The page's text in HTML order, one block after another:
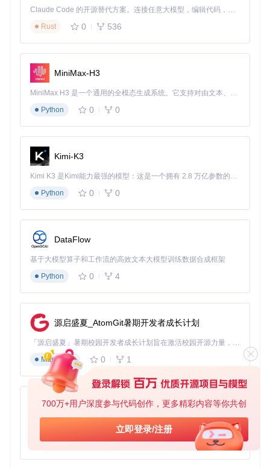
700万+用户深度参与代码创作，更多精彩内容等你共创
立即登录/注册
wi/WinAsar。进入项目目录后，直接运行WinAsar.exe即可启
动工具。如果未找到可执行文件，可以使用aardio开发环境打
开default.aproj项目文件，点击"编译"按钮生成应用程序，然
在左侧导航栏点击"Pack"按钮进入打包模式。
通过"Add"按钮或直接拖放方式添加待压缩文件，文件会显
示在左侧的文件列表中。
在底部指定输出路径并点击"Pack"按钮，工具会自动完成
解压操作：轻松提取文件内容
点击左侧导航栏的"Extract"按钮切换到解压模式。
指定待解压的asar文件路径和目标目录。
点击"Extract"按钮，工具会快速将文件提取到指定位置。
WinAsar打包功能界面
效率倍增技巧：WinAsar进阶使用方法
拖放操作：简化文件添加流程
💡 WinAsar支持直接将文件或文件夹拖放到应用窗口中，系统
会自动识别并添加到文件列表。这种操作方式比传统的"浏览-
选择"模式节省50%以上的时间，特别适合需要处理多个文件
批量处理：一次操作多个文件
🔍 使用Ctrl键配合鼠标点击可以同时选择多个文件进行添加或
移除，对于需要批量处理多个文件的情况非常实用。处理大型
asar文件时，建议关闭其他占用系统资源的程序，以提高处理
速度。
常见问题解答：解决使用中的痛点
文件无法打开怎么办？
如果遇到文件无法打开的情况，首先检查文件路径是否包含特
殊字符。asar文件对路径中的特殊符号比较敏感，建议使用纯
英文路径和文件名。如果问题仍然存在，可以尝试以管理员身
份运行WinAsar。
Claude Code 的开源替代方案。连接任意大模型，编辑代码，运行命令，自动验证 — 全自动执行。用 Rust 构建，极致性能。 ｜ An open-source alternative to Claude Code. Connect any LLM, edit code, run commands, and verify changes — autonomously. Built in Rust for speed. Get Started
Rust
0 536
MiniMax-H3
MiniMax H3 是一个通用的全模态生成系统。它支持对由文本、图像、视频和音频组成的多模态上下文进行统一理解，并能生成分辨率高达 2K、时长可达 15 秒的带原生立体声音频的视频。得益于面向任务泛化的系统设计，H3 在预训练阶段就已具备广泛的多模态上下文理解与生成能力，能够出色地执行复杂的多模态指令。
Python
0 0
Kimi-K3
Kimi K3 是Kimi能力最强的模型：这是一个拥有 2.8 万亿参数的混合专家（MoE）模型，具备原生视觉理解能力，并支持 100 万 token 的上下文窗口。
Python
0 0
DataFlow
基于大模型算子和工作流的高效文本大模型训练数据合成框架
Python
0 4
源启盛夏_AtomGit暑期开发者成长计划
「源启盛夏」暑期校园开发者成长计划旨在激活校园开源力量，通过积分激励、认证扶持、资源倾斜等形式，引导高校组织和开发者完成「入驻 — 建项目 — 做贡献 — 获认证 — 得资源」的完整闭环。无论你是想带领社团入驻平台的组织者，还是希望用代码贡献证明自己的开发者，都能在这里找到属于你的成长路径。
Markdown
0 1
py-xiaozhi
基于Python的Xiaozhi AI，适用于想要完整Xiaozhi体验而无需拥有专用硬件的用户。
Python
0 1